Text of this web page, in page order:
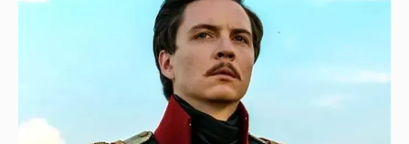
осудили на три года